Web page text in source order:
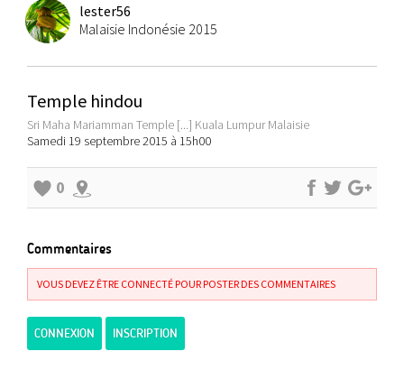
lester56
Malaisie Indonésie 2015
Temple hindou
Sri Maha Mariamman Temple [...] Kuala Lumpur Malaisie
Samedi 19 septembre 2015 à 15h00
0
Commentaires
VOUS DEVEZ ÊTRE CONNECTÉ POUR POSTER DES COMMENTAIRES
CONNEXION INSCRIPTION